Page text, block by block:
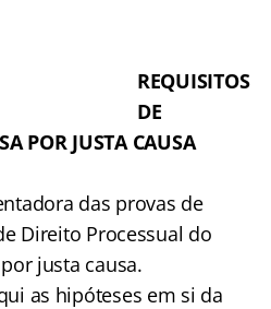
REQUISITOS
DE
POR JUSTA CAUSA
das provas de
Direito Processual do
justa causa.
as hipóteses em si da